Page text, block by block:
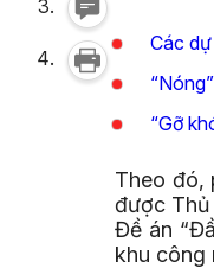
Các
“Gỡ
Theo đó,
được
Đề án
khu công